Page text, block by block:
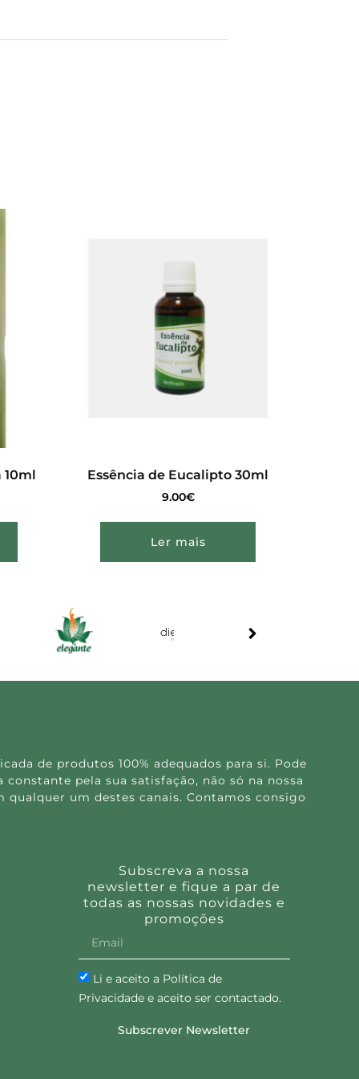
Essência de Eucalipto 30ml
9.00€
Ler mais
de produtos 100% adequados para si. Pode
pela sua satisfação, não só na nossa
um destes canais. Contamos consigo
Subscreva a nossa
newsletter e fique a par de
todas as nossas novidades e
promoções
Li e aceito a Política de
Privacidade e aceito ser contactado.
Subscrever Newsletter